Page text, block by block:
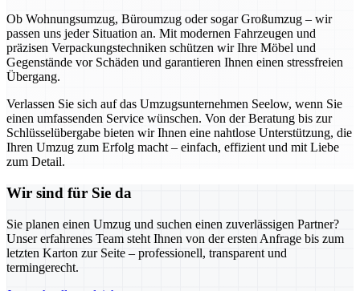
Ob Wohnungsumzug, Büroumzug oder sogar Großumzug – wir
passen uns jeder Situation an. Mit modernen Fahrzeugen und
präzisen Verpackungstechniken schützen wir Ihre Möbel und
Gegenstände vor Schäden und garantieren Ihnen einen stressfreien
Übergang.
Verlassen Sie sich auf das Umzugsunternehmen Seelow, wenn Sie
einen umfassenden Service wünschen. Von der Beratung bis zur
Schlüsselübergabe bieten wir Ihnen eine nahtlose Unterstützung, die
Ihren Umzug zum Erfolg macht – einfach, effizient und mit Liebe
zum Detail.
Wir sind für Sie da
Sie planen einen Umzug und suchen einen zuverlässigen Partner?
Unser erfahrenes Team steht Ihnen von der ersten Anfrage bis zum
letzten Karton zur Seite – professionell, transparent und
termingerecht.